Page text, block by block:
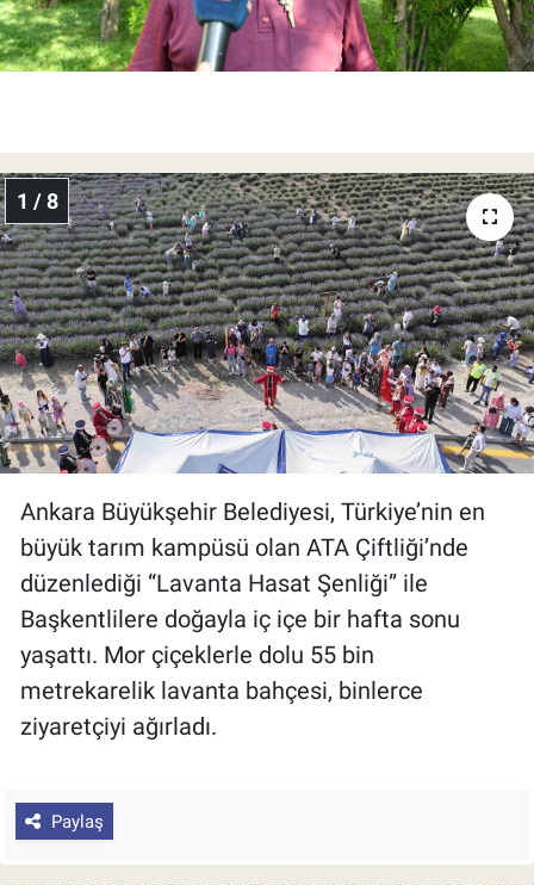
1 / 8
Ankara Büyükşehir Belediyesi, Türkiye’nin en
büyük tarım kampüsü olan ATA Çiftliği’nde
düzenlediği “Lavanta Hasat Şenliği” ile
Başkentlilere doğayla iç içe bir hafta sonu
yaşattı. Mor çiçeklerle dolu 55 bin
metrekarelik lavanta bahçesi, binlerce
ziyaretçiyi ağırladı.
Paylaş
Tahıllar ve Baklagiller